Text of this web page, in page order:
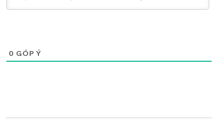
0 GÓP Ý